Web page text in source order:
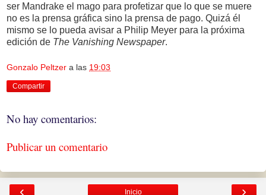
ser Mandrake el mago para profetizar que lo que se muere
no es la prensa gráfica sino la prensa de pago. Quizá él
mismo se lo pueda avisar a Philip Meyer para la próxima
edición de The Vanishing Newspaper.
Gonzalo Peltzer a las 19:03
Compartir
No hay comentarios:
Publicar un comentario
‹ ›
Inicio